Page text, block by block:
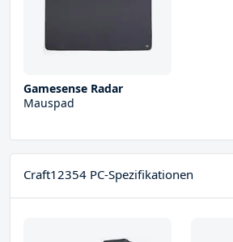
Gamesense Radar
Mauspad
Craft12354 PC-Spezifikationen